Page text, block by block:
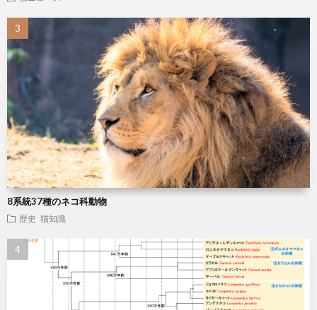
8系統37種のネコ科動物
歴史 猫知識